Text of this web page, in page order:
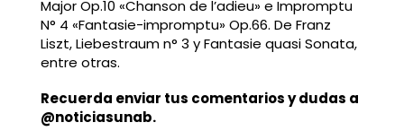
Major Op.10 «Chanson de l’adieu» e Impromptu
N° 4 «Fantasie-impromptu» Op.66. De Franz
Liszt, Liebestraum n° 3 y Fantasie quasi Sonata,
entre otras.
Recuerda enviar tus comentarios y dudas a
@noticiasunab.